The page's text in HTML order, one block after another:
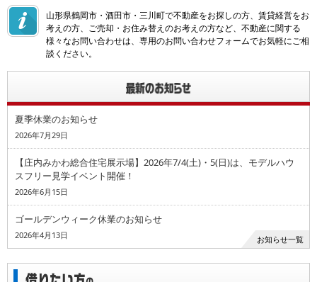
山形県鶴岡市・酒田市・三川町で不動産をお探しの方、賃貸経営をお
考えの方、ご売却・お住み替えのお考えの方など、不動産に関する
様々なお問い合わせは、専用のお問い合わせフォームでお気軽にご相
談ください。
夏季休業のお知らせ
2026年7月29日
【庄内みかわ総合住宅展示場】2026年7/4(土)・5(日)は、モデルハウ
スフリー見学イベント開催！
2026年6月15日
ゴールデンウィーク休業のお知らせ
2026年4月13日 お知らせ一覧